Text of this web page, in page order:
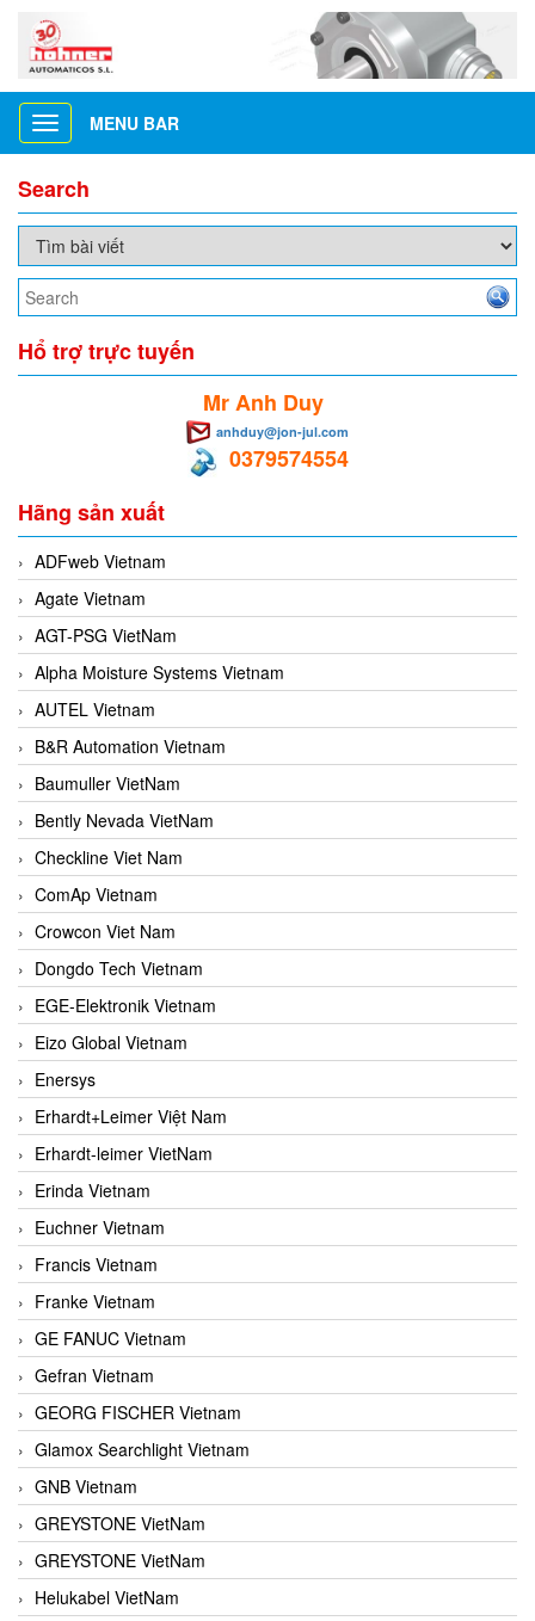
Toggle
navigation
MENU BAR
Search
Hổ trợ trực tuyến
Mr Anh Duy
anhduy@jon-jul.com
0379574554
Hãng sản xuất
ADFweb Vietnam
Agate Vietnam
AGT-PSG VietNam
Alpha Moisture Systems Vietnam
AUTEL Vietnam
B&R Automation Vietnam
Baumuller VietNam
Bently Nevada VietNam
Checkline Viet Nam
ComAp Vietnam
Crowcon Viet Nam
Dongdo Tech Vietnam
EGE-Elektronik Vietnam
Eizo Global Vietnam
Enersys
Erhardt+Leimer Việt Nam
Erhardt-leimer VietNam
Erinda Vietnam
Euchner Vietnam
Francis Vietnam
Franke Vietnam
GE FANUC Vietnam
Gefran Vietnam
GEORG FISCHER Vietnam
Glamox Searchlight Vietnam
GNB Vietnam
GREYSTONE VietNam
GREYSTONE VietNam
Helukabel VietNam